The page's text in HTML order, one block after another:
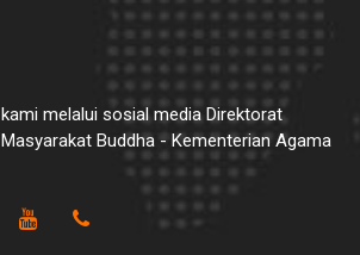
melalui sosial media Direktorat
Buddha - Kementerian Agama